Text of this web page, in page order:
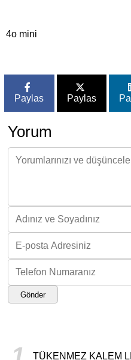
4o mini
Paylas Paylas
Yorum
Gönder
TÜKENMEZ KALEM